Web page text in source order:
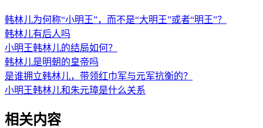
韩林儿为何称“小明王”，而不是“大明王”或者“明王”？
韩林儿有后人吗
小明王韩林儿的结局如何？
韩林儿是明朝的皇帝吗
是谁拥立韩林儿，带领红巾军与元军抗衡的？
小明王韩林儿和朱元璋是什么关系
相关内容